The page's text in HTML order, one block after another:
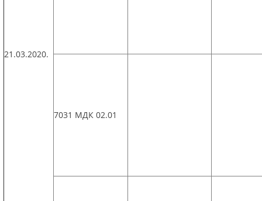
21.03.2020.
7031 МДК 02.01